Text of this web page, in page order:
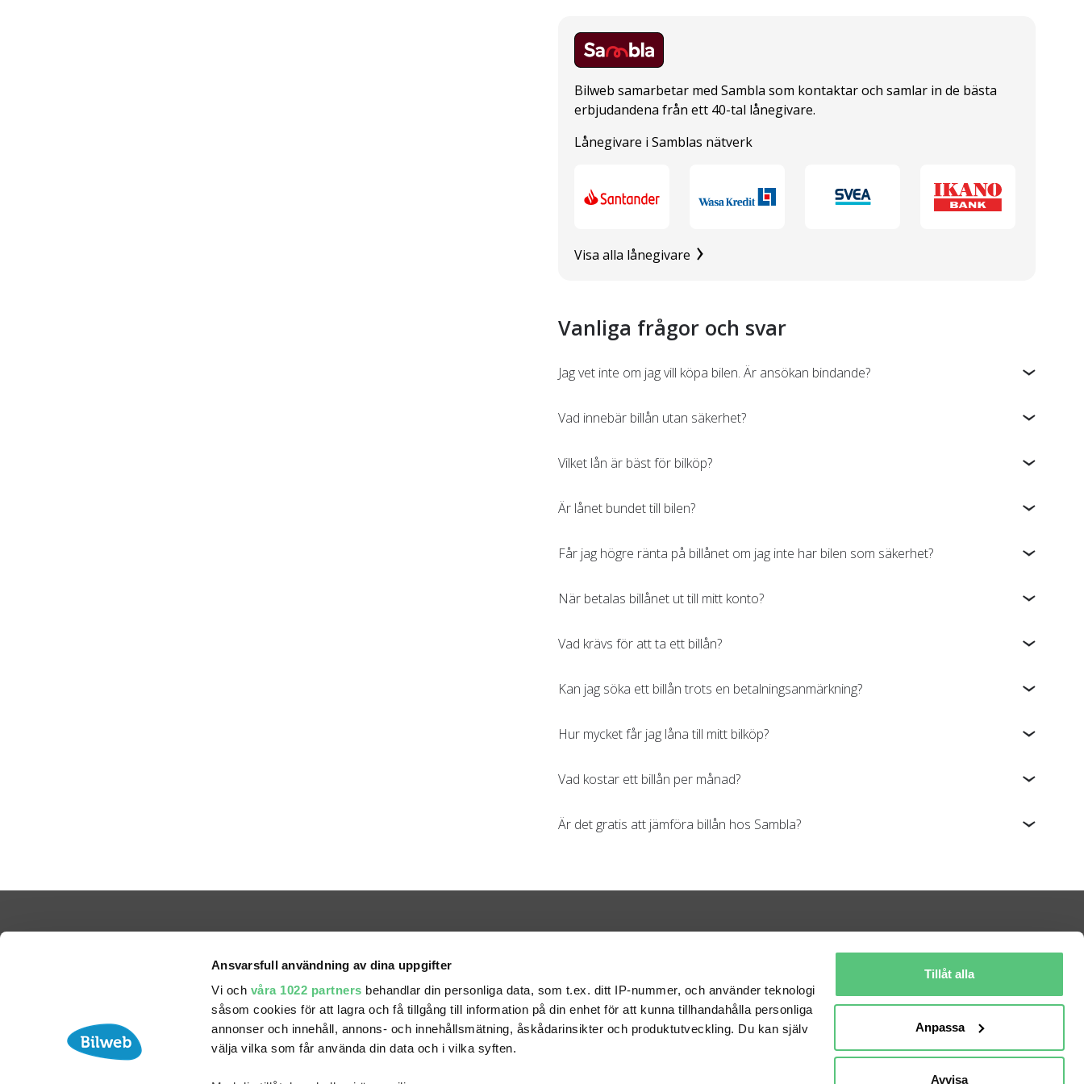
Ansvarsfull användning av dina uppgifter
Vi och våra 1022 partners behandlar din personliga data, som t.ex. ditt IP-nummer, och använder teknologi
såsom cookies för att lagra och få tillgång till information på din enhet för att kunna tillhandahålla personliga
annonser och innehåll, annons- och innehållsmätning, åskådarinsikter och produktutveckling. Du kan själv
välja vilka som får använda din data och i vilka syften.
Tillåt alla
Anpassa
Avvisa
Bilweb samarbetar med Sambla som kontaktar och samlar in de bästa
erbjudandena från ett 40-tal lånegivare.
Lånegivare i Samblas nätverk
Visa alla lånegivare
Vanliga frågor och svar
Jag vet inte om jag vill köpa bilen. Är ansökan bindande?
Vad innebär billån utan säkerhet?
Vilket lån är bäst för bilköp?
Är lånet bundet till bilen?
Får jag högre ränta på billånet om jag inte har bilen som säkerhet?
När betalas billånet ut till mitt konto?
Vad krävs för att ta ett billån?
Kan jag söka ett billån trots en betalningsanmärkning?
Hur mycket får jag låna till mitt bilköp?
Vad kostar ett billån per månad?
Är det gratis att jämföra billån hos Sambla?
Bilweb AB
BOX 316
401 25 Göteborg
info@bilweb.se
Om bilweb
Nyheter
Cookiepolicy
Användarvillkor
Integritetspolicy
Kort om GDPR
Billån